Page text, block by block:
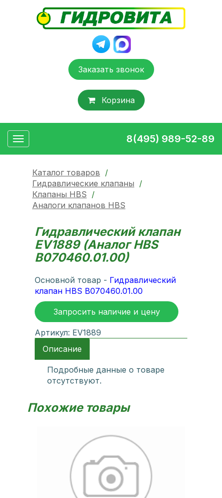
Заказать звонок
Корзина
Toggle
8(495) 989-52-89
Каталог товаров /
Гидравлические клапаны /
Клапаны HBS /
Аналоги клапанов HBS
Гидравлический клапан
EV1889 (Аналог HBS
B070460.01.00)
Основной товар - Гидравлический
клапан HBS B070460.01.00
Запросить наличие и цену
Артикул: EV1889
Описание
Подробные данные о товаре
отсутствуют.
Похожие товары